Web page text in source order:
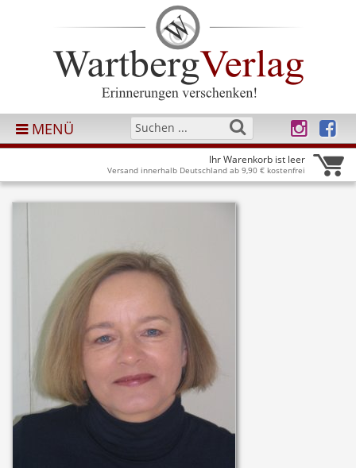
MENÜ
Ihr Warenkorb ist leer
Versand innerhalb Deutschland ab 9,90 € kostenfrei